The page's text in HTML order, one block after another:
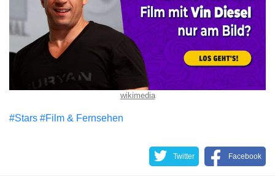
wikimedia
#Stars #Film & Fernsehen
Twitter Facebook